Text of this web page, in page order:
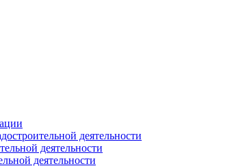
деятельности
деятельности
деятельности